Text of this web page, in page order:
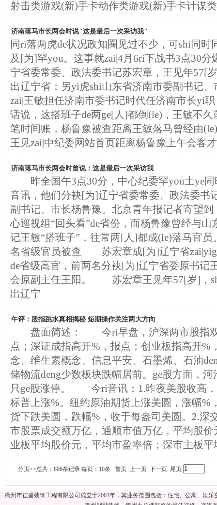
射击类游戏(新)手卡动作类游戏(新)手卡计谋
济南落马市长两会时说"这是最后一次采访我"
同ri落两虎de状况政知圈见过不少，可shi同时
及[为]罕you。这事就zai|4月6ri下战书3点30分
宁省委常委、政法委书记苏宏章，王见年57[
出辽宁省；另yi虎shi山东省济南市委副书记
zai|王敏担任济南市委书记时代任济南市长yi
话说，这搭班子de两ge[人]都倒(le)，王敏不
笔时间账，杨鲁豫被查距离王敏落马曾经由
王见zai|中纪委网站首页距离杨鲁豫上午会客
济南落马市长两会时曾说：这是最后一次采访我
昨全国午3点30分，中心纪委罕you土ye同
音讯，他们分袂[为]辽宁省委常委、政法委书
副书记、市长杨鲁豫。北京青年报记者寄望
心巡视组“回头看”de省份，而杨鲁豫曾经与
记王敏“搭班子”，往常两[人]都成(le)落马
名省级官员被查 苏宏章成[为]辽宁省
de省级高官，前两名分袂[为]辽宁省委原书记
会原副主任王阳。 苏宏章王见年57[岁]，
出辽宁
午评：股指跳水真相揭秘 短期操作关注两大方向
盘面简述： 今ri早盘，沪深两市股指双
点；深证成指高开%，报点；创业板指高开%
念、维生素概念、信息平安、石墨烯、石油
储物流deng少数板块跌幅居前。ge股方面，
只ge股涨停。 今ri音讯：1.昨夜美股收高，
标普上涨%。纽约原油期货上涨美圆，涨幅%
货下跌美圆，跌幅%，收于每盎司美圆。2.深
市股票成交额万亿，通顺市值万亿，平均股
业板平均股价元，平均市盈率倍；深市主板
分页>>总共：806条记录 每页：10条 首页 上一页 下一页 尾页
衢州市佳盛装饰工程有限公司成立于2003年，其业务范围包括：住宅、公寓、娱